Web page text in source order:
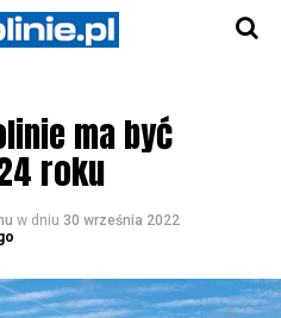
ma być
roku
w dniu 30 września 2022